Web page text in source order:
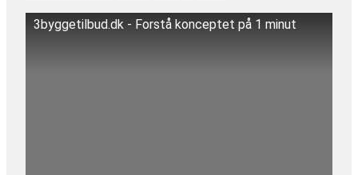
3byggetilbud.dk - Forstå konceptet på 1 minut